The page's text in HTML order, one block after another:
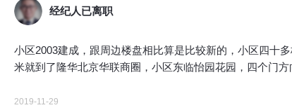
经纪人已离职
小区2003建成，跟周边楼盘相比算是比较新的，小区四十
米就到了隆华北京华联商圈，小区东临怡园花园，四个门
2019-11-29